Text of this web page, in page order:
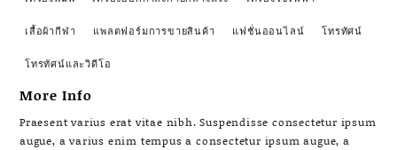
เสื้อผ้ากีฬา แพลตฟอร์มการขายสินค้า แฟชั่นออนไลน์ โทรทัศน์
โทรทัศน์และวิดีโอ
More Info
Praesent varius erat vitae nibh. Suspendisse consectetur ipsum
augue, a varius enim tempus a consectetur ipsum augue, a